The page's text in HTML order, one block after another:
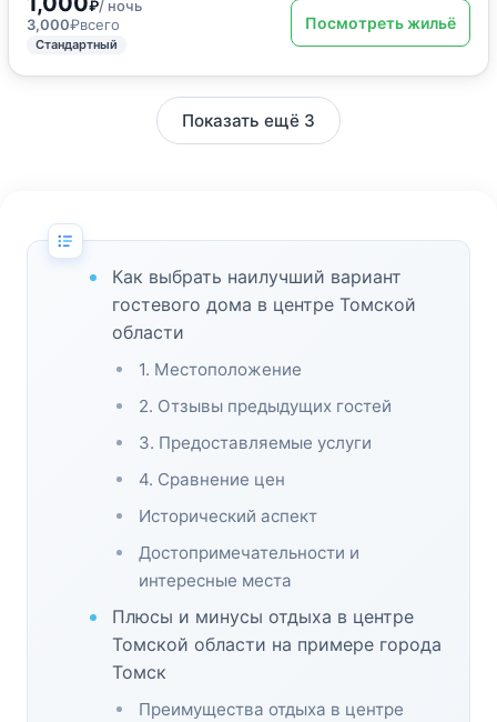
₽/ ночь
3,000₽всего
Стандартный
Посмотреть жильё
Показать ещё 3
Как выбрать наилучший вариант
гостевого дома в центре Томской
области
1. Местоположение
2. Отзывы предыдущих гостей
3. Предоставляемые услуги
4. Сравнение цен
Исторический аспект
Достопримечательности и
интересные места
Плюсы и минусы отдыха в центре
Томской области на примере города
Томск
Преимущества отдыха в центре